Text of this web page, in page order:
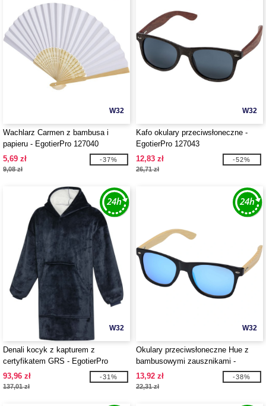
W32
Wachlarz Carmen z bambusa i
papieru - EgotierPro 127040
5,69 zł
9,08 zł
-37%
W32
Kafo okulary przeciwsłoneczne -
EgotierPro 127043
12,83 zł
26,71 zł
-52%
W32
Denali kocyk z kapturem z
certyfikatem GRS - EgotierPro
113328
93,96 zł
137,01 zł
-31%
W32
Okulary przeciwsłoneczne Hue z
bambusowymi zausznikami -
EgotierPro 127049
13,92 zł
22,31 zł
-38%